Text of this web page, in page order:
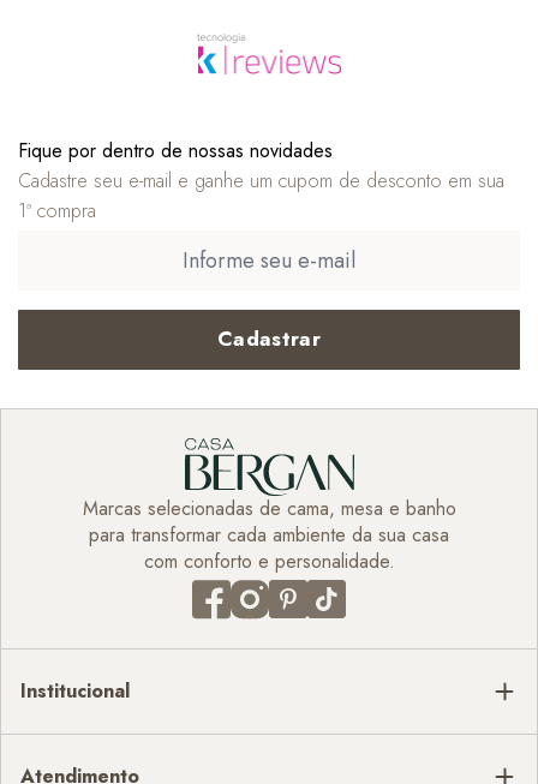
Fique por dentro de nossas novidades
Cadastre seu e-mail e ganhe um cupom de desconto em sua
1ª compra
Cadastrar
Marcas selecionadas de cama, mesa e banho
para transformar cada ambiente da sua casa
com conforto e personalidade.
Institucional
Atendimento